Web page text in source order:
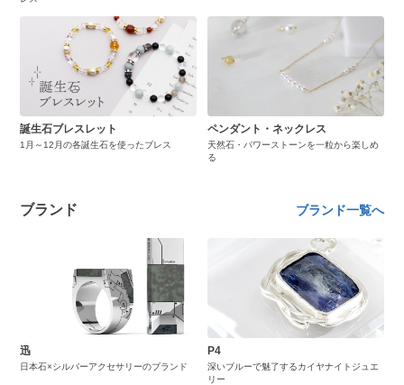
誕生石ブレスレット
1月～12月の各誕生石を使ったブレス
ペンダント・ネックレス
天然石・パワーストーンを一粒から楽しめ
る
ブランド ブランド一覧へ
迅
日本石×シルバーアクセサリーのブランド
P4
深いブルーで魅了するカイヤナイトジュエ
リー